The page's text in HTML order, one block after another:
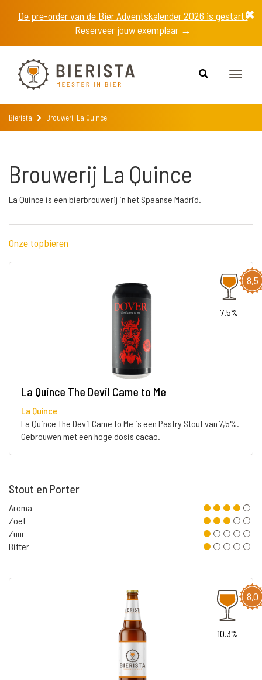
De pre-order van de Bier Adventskalender 2026 is gestart!
Reserveer jouw exemplaar →
Toggle
Bierista Brouwerij La Quince
Brouwerij La Quince
La Quince is een bierbrouwerij in het Spaanse Madrid.
Onze topbieren
8,5
7.5%
La Quince The Devil Came to Me
La Quince
La Quince The Devil Came to Me is een Pastry Stout van 7,5%.
Gebrouwen met een hoge dosis cacao.
Stout en Porter
Aroma
Zoet
Zuur
Bitter
8,0
10.3%